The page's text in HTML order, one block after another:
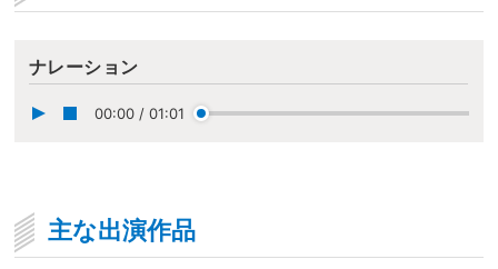
ナレーション
00:00 / 01:01
主な出演作品